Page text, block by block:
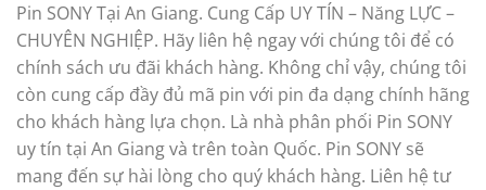
Pin SONY Tại An Giang. Cung Cấp UY TÍN – Năng LỰC –
CHUYÊN NGHIỆP. Hãy liên hệ ngay với chúng tôi để có
chính sách ưu đãi khách hàng. Không chỉ vậy, chúng tôi
còn cung cấp đầy đủ mã pin với pin đa dạng chính hãng
cho khách hàng lựa chọn. Là nhà phân phối Pin SONY
uy tín tại An Giang và trên toàn Quốc. Pin SONY sẽ
mang đến sự hài lòng cho quý khách hàng. Liên hệ tư